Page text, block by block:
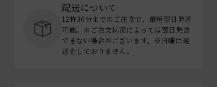
配送について
12時30分までのご注文で、最短翌日発送
可能。※ご注文状況によっては翌日発送
できない場合がございます。※日曜は発
送をしておりません。